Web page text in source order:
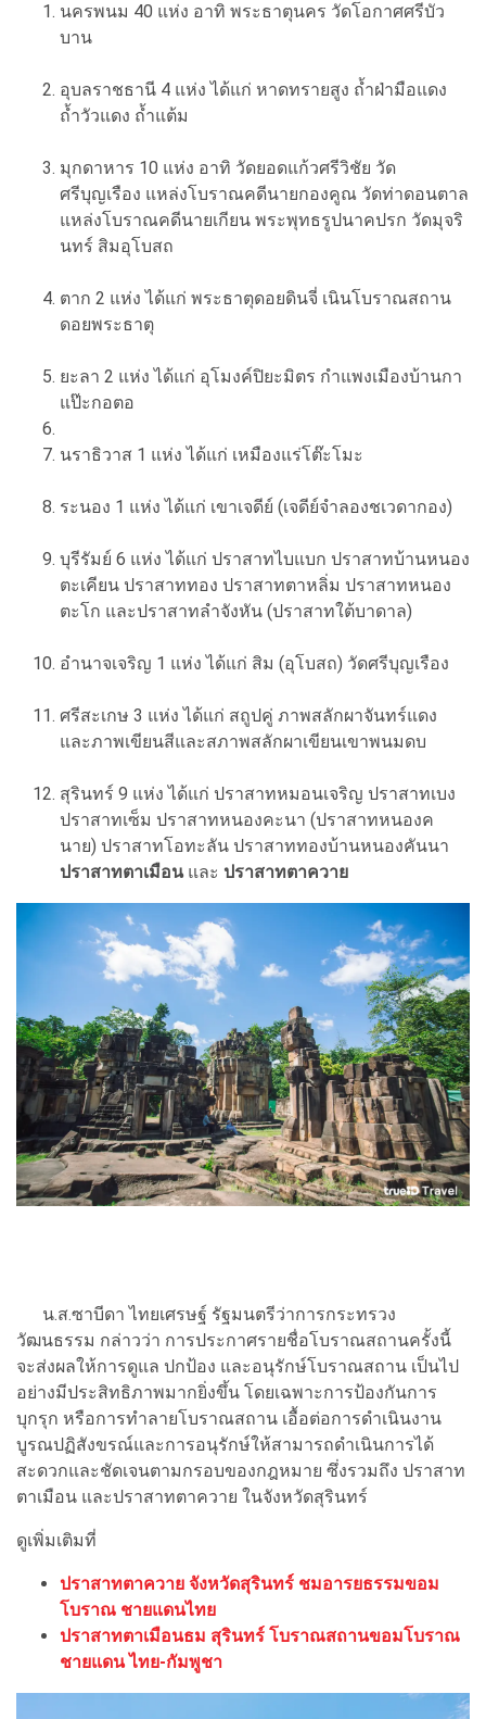
นครพนม 40 แห่ง อาทิ พระธาตุนคร วัดโอกาศศรีบัว
บาน
อุบลราชธานี 4 แห่ง ได้แก่ หาดทรายสูง ถ้ำฝ่ามือแดง
ถ้ำวัวแดง ถ้ำแต้ม
มุกดาหาร 10 แห่ง อาทิ วัดยอดแก้วศรีวิชัย วัด
ศรีบุญเรือง แหล่งโบราณคดีนายกองคูณ วัดท่าดอนตาล
แหล่งโบราณคดีนายเกียน พระพุทธรูปนาคปรก วัดมุจริ
นทร์ สิมอุโบสถ
ตาก 2 แห่ง ได้แก่ พระธาตุดอยดินจี่ เนินโบราณสถาน
ดอยพระธาตุ
ยะลา 2 แห่ง ได้แก่ อุโมงค์ปิยะมิตร กำแพงเมืองบ้านกา
แป๊ะกอตอ
นราธิวาส 1 แห่ง ได้แก่ เหมืองแร่โต๊ะโมะ
ระนอง 1 แห่ง ได้แก่ เขาเจดีย์ (เจดีย์จำลองชเวดากอง)
บุรีรัมย์ 6 แห่ง ได้แก่ ปราสาทไบแบก ปราสาทบ้านหนอง
ตะเคียน ปราสาททอง ปราสาทตาหลิ่ม ปราสาทหนอง
ตะโก และปราสาทลำจังหัน (ปราสาทใต้บาดาล)
อำนาจเจริญ 1 แห่ง ได้แก่ สิม (อุโบสถ) วัดศรีบุญเรือง
ศรีสะเกษ 3 แห่ง ได้แก่ สถูปคู่ ภาพสลักผาจันทร์แดง
และภาพเขียนสีและสภาพสลักผาเขียนเขาพนมดบ
สุรินทร์ 9 แห่ง ได้แก่ ปราสาทหมอนเจริญ ปราสาทเบง
ปราสาทเซ็ม ปราสาทหนองคะนา (ปราสาทหนองค
นาย) ปราสาทโอทะลัน ปราสาททองบ้านหนองคันนา
ปราสาทตาเมือน และ ปราสาทตาควาย
น.ส.ซาบีดา ไทยเศรษฐ์ รัฐมนตรีว่าการกระทรวง
วัฒนธรรม กล่าวว่า การประกาศรายชื่อโบราณสถานครั้งนี้
จะส่งผลให้การดูแล ปกป้อง และอนุรักษ์โบราณสถาน เป็นไป
อย่างมีประสิทธิภาพมากยิ่งขึ้น โดยเฉพาะการป้องกันการ
บุกรุก หรือการทำลายโบราณสถาน เอื้อต่อการดำเนินงาน
บูรณปฏิสังขรณ์และการอนุรักษ์ให้สามารถดำเนินการได้
สะดวกและชัดเจนตามกรอบของกฎหมาย ซึ่งรวมถึง ปราสาท
ตาเมือน และปราสาทตาควาย ในจังหวัดสุรินทร์
ดูเพิ่มเติมที่
ปราสาทตาควาย จังหวัดสุรินทร์ ชมอารยธรรมขอม
โบราณ ชายแดนไทย
ปราสาทตาเมือนธม สุรินทร์ โบราณสถานขอมโบราณ
ชายแดน ไทย-กัมพูชา